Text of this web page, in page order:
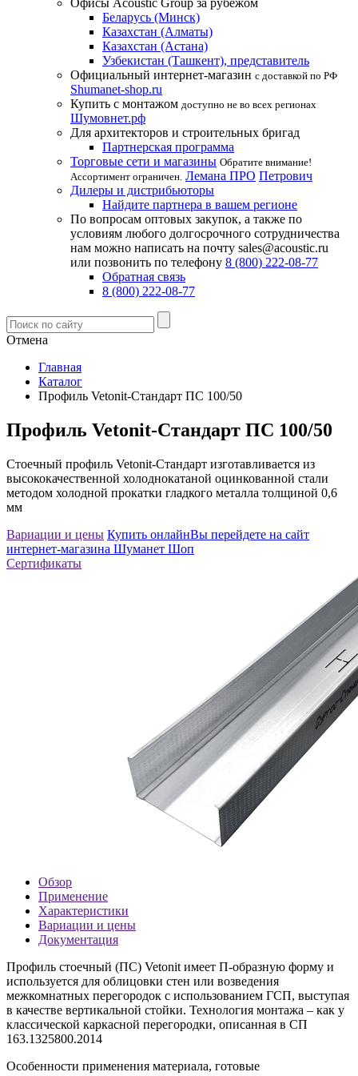
Офисы Acoustic Group за рубежом
Беларусь (Минск)
Казахстан (Алматы)
Казахстан (Астана)
Узбекистан (Ташкент), представитель
Официальный интернет-магазин с доставкой по РФ
Shumanet-shop.ru
Купить с монтажом доступно не во всех регионах
Шумовнет.рф
Для архитекторов и строительных бригад
Партнерская программа
Торговые сети и магазины Обратите внимание!
Ассортимент ограничен. Лемана ПРО Петрович
Дилеры и дистрибьюторы
Найдите партнера в вашем регионе
По вопросам оптовых закупок, а также по
условиям любого долгосрочного сотрудничества
нам можно написать на почту sales@acoustic.ru
или позвонить по телефону 8 (800) 222-08-77
Обратная связь
8 (800) 222-08-77
Отмена
Главная
Каталог
Профиль Vetonit-Стандарт ПC 100/50
Профиль Vetonit-Стандарт ПC 100/50
Стоечный профиль Vetonit-Стандарт изготавливается из
высококачественной холоднокатаной оцинкованной стали
методом холодной прокатки гладкого металла толщиной 0,6
мм
Вариации и цены Купить онлайнВы перейдете на сайт
интернет-магазина Шуманет Шоп
Сертификаты
Обзор
Применение
Характеристики
Вариации и цены
Документация
Профиль стоечный (ПС) Vetonit имеет П-образную форму и
используется для облицовки стен или возведения
межкомнатных перегородок с использованием ГСП, выступая
в качестве вертикальной стойки. Технология монтажа – как у
классической каркасной перегородки, описанная в СП
163.1325800.2014
Особенности применения материала, готовые